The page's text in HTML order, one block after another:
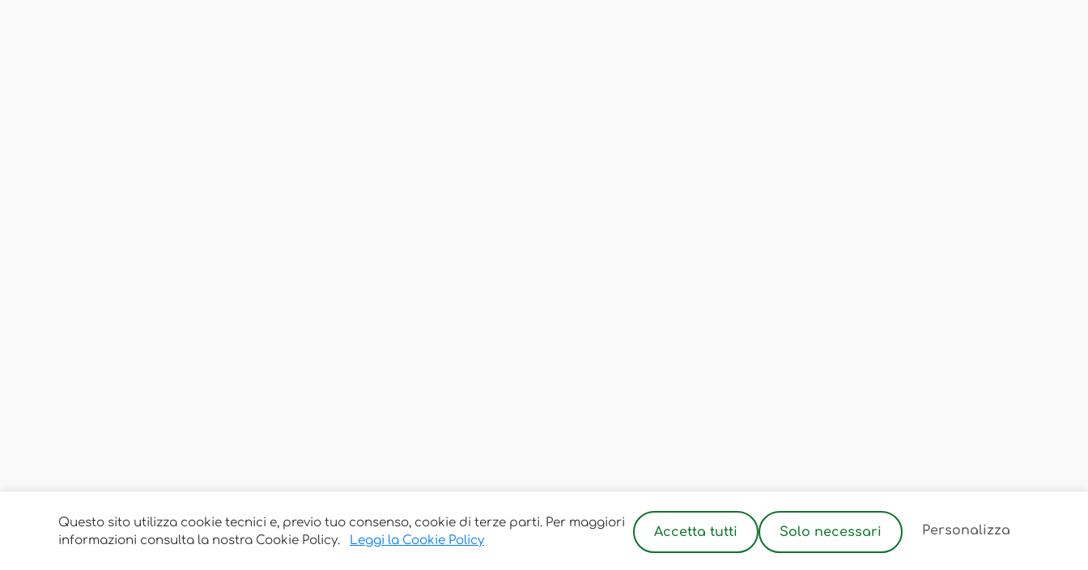
Questo sito utilizza cookie tecnici e, previo tuo consenso, cookie di terze parti. Per maggiori
informazioni consulta la nostra Cookie Policy.
Leggi la Cookie Policy
Accetta tutti Solo necessari Personalizza